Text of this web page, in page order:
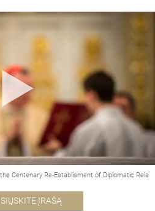
Centenary Re-Establisment of Diplomatic
ĮRAŠĄ